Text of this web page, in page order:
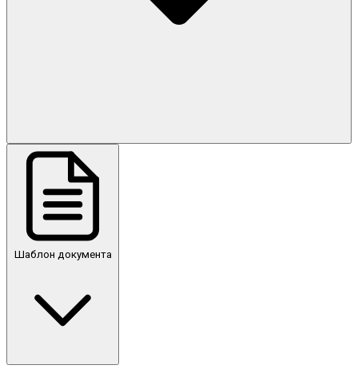
Шаблон документа